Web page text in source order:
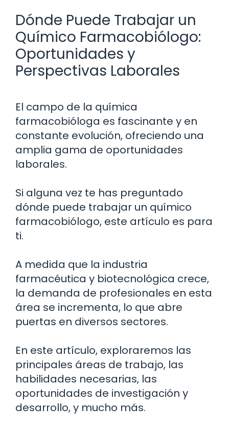
Dónde Puede Trabajar un
Químico Farmacobiólogo:
Oportunidades y
Perspectivas Laborales
El campo de la química
farmacobióloga es fascinante y en
constante evolución, ofreciendo una
amplia gama de oportunidades
laborales.
Si alguna vez te has preguntado
dónde puede trabajar un químico
farmacobiólogo, este artículo es para
ti.
A medida que la industria
farmacéutica y biotecnológica crece,
la demanda de profesionales en esta
área se incrementa, lo que abre
puertas en diversos sectores.
En este artículo, exploraremos las
principales áreas de trabajo, las
habilidades necesarias, las
oportunidades de investigación y
desarrollo, y mucho más.